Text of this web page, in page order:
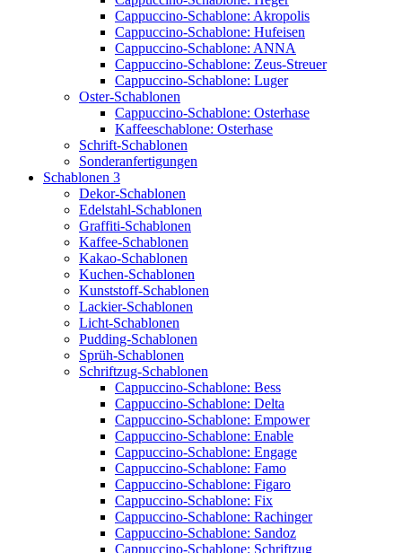
Cappuccino-Schablone: Akropolis
Cappuccino-Schablone: Hufeisen
Cappuccino-Schablone: ANNA
Cappuccino-Schablone: Zeus-Streuer
Cappuccino-Schablone: Luger
Oster-Schablonen
Cappuccino-Schablone: Osterhase
Kaffeeschablone: Osterhase
Schrift-Schablonen
Sonderanfertigungen
Schablonen 3
Dekor-Schablonen
Edelstahl-Schablonen
Graffiti-Schablonen
Kaffee-Schablonen
Kakao-Schablonen
Kuchen-Schablonen
Kunststoff-Schablonen
Lackier-Schablonen
Licht-Schablonen
Pudding-Schablonen
Sprüh-Schablonen
Schriftzug-Schablonen
Cappuccino-Schablone: Bess
Cappuccino-Schablone: Delta
Cappuccino-Schablone: Empower
Cappuccino-Schablone: Enable
Cappuccino-Schablone: Engage
Cappuccino-Schablone: Famo
Cappuccino-Schablone: Figaro
Cappuccino-Schablone: Fix
Cappuccino-Schablone: Rachinger
Cappuccino-Schablone: Sandoz
Cappuccino-Schablone: Schriftzug